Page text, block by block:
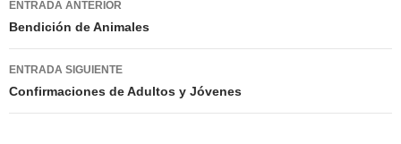
de
entradas
ENTRADA ANTERIOR
Bendición de Animales
ENTRADA SIGUIENTE
Confirmaciones de Adultos y Jóvenes